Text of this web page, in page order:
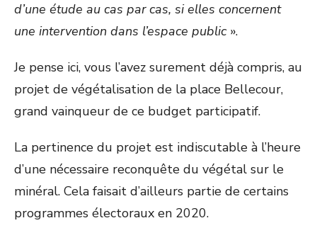
d’une étude au cas par cas, si elles concernent
une intervention dans l’espace public ».
Je pense ici, vous l’avez surement déjà compris, au
projet de végétalisation de la place Bellecour,
grand vainqueur de ce budget participatif.
La pertinence du projet est indiscutable à l’heure
d’une nécessaire reconquête du végétal sur le
minéral. Cela faisait d’ailleurs partie de certains
programmes électoraux en 2020.